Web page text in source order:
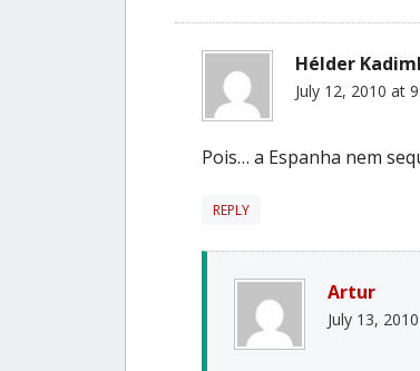
Hélder
July 12, 2010 at
Pois… a Espanha nem
REPLY
Artur
July 13,